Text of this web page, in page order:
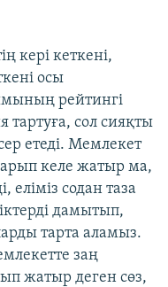
кері кеткені,
осы
рейтингі
тартуға, сол сияқты
етеді. Мемлекет
келе жатыр ма,
еліміз содан таза
дамытып,
тарта аламыз.
заң
жатыр деген сөз,